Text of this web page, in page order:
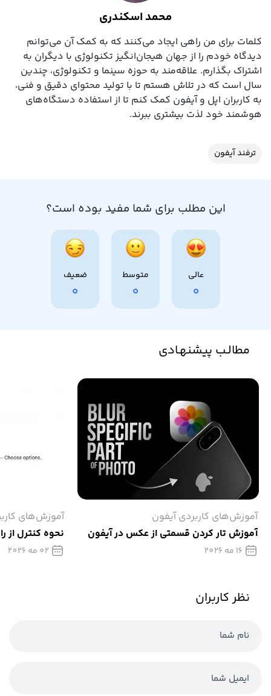
محمد اسکندری
کلمات برای من راهی ایجاد می‌کنند که به کمک آن می‌توانم
دیدگاه خودم را از جهان هیجان‌انگیز تکنولوژی با دیگران به
اشتراک بگذارم. علاقه‌مند به حوزه سینما و تکنولوژی، چندین
سال است که در تلاش هستم تا با تولید محتوای دقیق و فنی،
به کاربران اپل و آیفون کمک کنم تا از استفاده دستگاه‌های
هوشمند خود لذت بیشتری ببرند.
ترفند آیفون
این مطلب برای شما مفید بوده است؟
عالی
0
متوسط
0
ضعیف
0
مطالـب پیشنهـادی
آموزش‌های کاربردی آیفون
آموزش تار كردن قسمتی از عکس در آیفون
16 مه 2026
آموزش‌های
نحوه کنترل از
02 مه 2026
نظر کاربران